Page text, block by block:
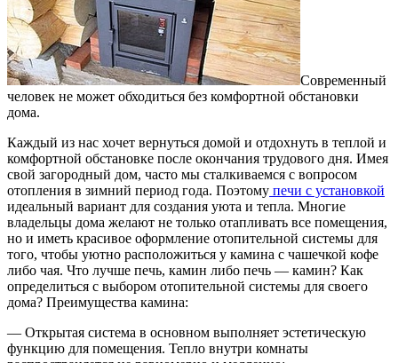
Современный
человек не может обходиться без комфортной обстановки
дома.
Каждый из нас хочет вернуться домой и отдохнуть в теплой и
комфортной обстановке после окончания трудового дня. Имея
свой загородный дом, часто мы сталкиваемся с вопросом
отопления в зимний период года. Поэтому печи с установкой
идеальный вариант для создания уюта и тепла. Многие
владельцы дома желают не только отапливать все помещения,
но и иметь красивое оформление отопительной системы для
того, чтобы уютно расположиться у камина с чашечкой кофе
либо чая. Что лучше печь, камин либо печь — камин? Как
определиться с выбором отопительной системы для своего
дома? Преимущества камина:
— Открытая система в основном выполняет эстетическую
функцию для помещения. Тепло внутри комнаты